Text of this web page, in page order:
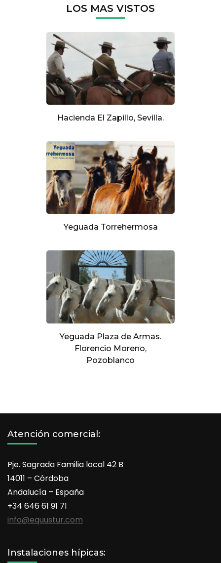
LOS MAS VISTOS
Hacienda El Zapillo, Sevilla.
Yeguada Torrehermosa
Yeguada Plaza de Armas.
Florencio Moreno,
Pozoblanco
Atención comercial:
Pje. Sagrada Familia local 42 B
14011 – Córdoba
Andalucía – España
+34 646 61 91 71
info@equustur.com
Instalaciones hípicas: